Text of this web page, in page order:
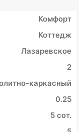
Комфорт
Коттедж
Лазаревское
2
каркасный
0.25
5 сот.